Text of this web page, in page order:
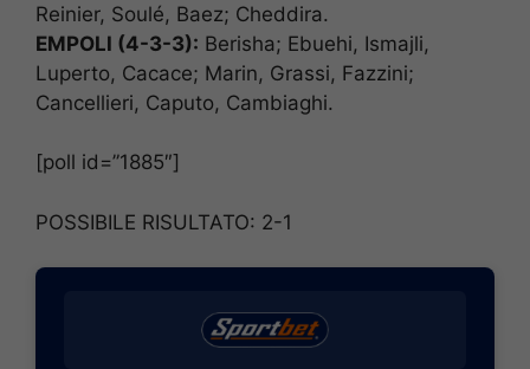
Reinier, Soulé, Baez; Cheddira.
EMPOLI (4-3-3): Berisha; Ebuehi, Ismajli,
Luperto, Cacace; Marin, Grassi, Fazzini;
Cancellieri, Caputo, Cambiaghi.
[poll id=”1885″]
POSSIBILE RISULTATO: 2-1